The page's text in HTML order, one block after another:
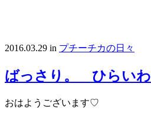
2016.03.29 in プチーチカの日々
ばっさり。 ひらいわ
おはようございます♡